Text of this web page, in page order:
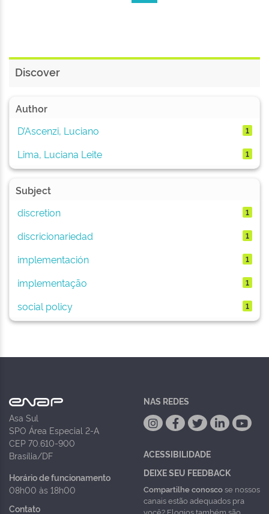
Discover
Author
D’Ascenzi, Luciano
1
Lima, Luciana Leite 1
Subject
discretion
1
discricionariedad 1
implementación 1
implementação 1
social policy 1
Asa Sul
SPO Área Especial 2-A
CEP 70.610-900
Brasília/DF
Horário de funcionamento
08h00 às 18h00
Contato
NAS REDES
ACESSIBILIDADE
DEIXE SEU FEEDBACK
Compartilhe conoscose nossos
canais estão adequados pra
você? Elogios também são